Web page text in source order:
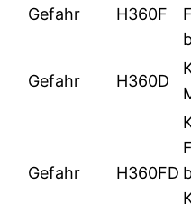
Gefahr H360F
Gefahr H360D
Gefahr H360FD